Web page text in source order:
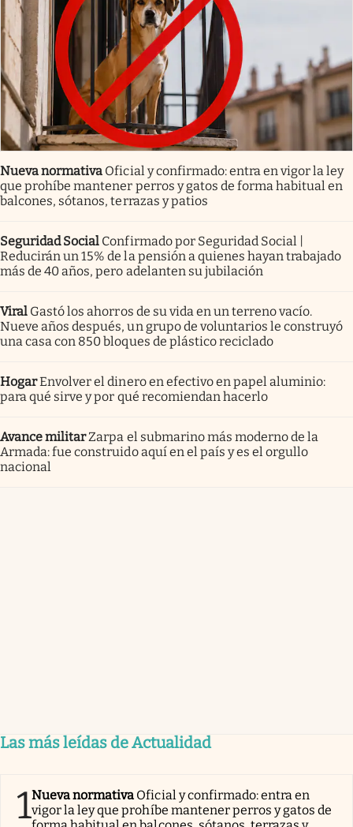
Nueva normativa Oficial y confirmado: entra en vigor la ley
que prohíbe mantener perros y gatos de forma habitual en
balcones, sótanos, terrazas y patios
Seguridad Social Confirmado por Seguridad Social |
Reducirán un 15% de la pensión a quienes hayan trabajado
más de 40 años, pero adelanten su jubilación
Viral Gastó los ahorros de su vida en un terreno vacío.
Nueve años después, un grupo de voluntarios le construyó
una casa con 850 bloques de plástico reciclado
HogarEnvolver el dinero en efectivo en papel aluminio:
para qué sirve y por qué recomiendan hacerlo
Avance militarZarpa el submarino más moderno de la
Armada: fue construido aquí en el país y es el orgullo
nacional
Las más leídas de Actualidad
1Nueva normativa Oficial y confirmado: entra en
vigor la ley que prohíbe mantener perros y gatos de